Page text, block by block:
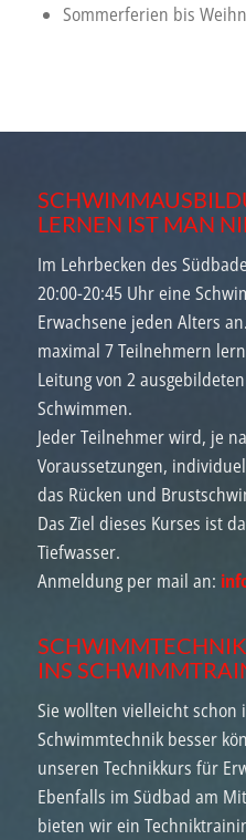
Sommerferien bis
LERNEN IST MAN
Im Lehrbecken des
20:00-20:45 Uhr eine
Erwachsene jeden Alters
maximal 7 Teilnehmern
Leitung von 2
Schwimmen.
Jeder Teilnehmer wird, je
Voraussetzungen,
das Rücken und
Das Ziel dieses Kurses ist
Tiefwasser.
Anmeldung per mail an:
INS
Sie wollten vielleicht schon
Schwimmtechnik besser
unseren Technikkurs für
Ebenfalls im Südbad am
bieten wir ein